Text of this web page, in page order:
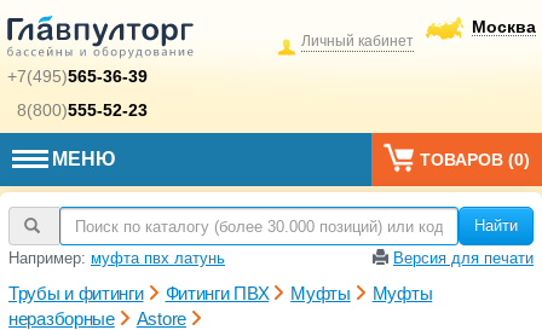
+7(495)565-36-39
8(800)555-52-23
Москва
Личный кабинет
МЕНЮ ТОВАРОВ (0)
Найти
Например: муфта пвх латунь Версия для печати
Трубы и фитинги Фитинги ПВХ Муфты
Муфты
неразборные
Astore